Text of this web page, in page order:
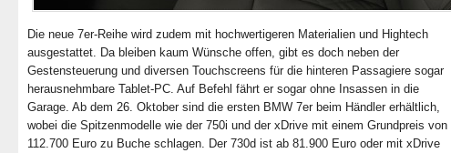
Die neue 7er-Reihe wird zudem mit hochwertigeren Materialien und Hightech
ausgestattet. Da bleiben kaum Wünsche offen, gibt es doch neben der
Gestensteuerung und diversen Touchscreens für die hinteren Passagiere sogar
herausnehmbare Tablet-PC. Auf Befehl fährt er sogar ohne Insassen in die
Garage. Ab dem 26. Oktober sind die ersten BMW 7er beim Händler erhältlich,
wobei die Spitzenmodelle wie der 750i und der xDrive mit einem Grundpreis von
112.700 Euro zu Buche schlagen. Der 730d ist ab 81.900 Euro oder mit xDrive